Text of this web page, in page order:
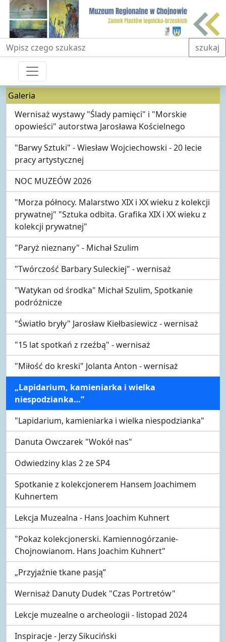
Fraza do wyszukiwania szukaj
Galeria
Wernisaż wystawy "Ślady pamięci" i "Morskie
opowieści" autorstwa Jarosława Kościelnego
"Barwy Sztuki" - Wiesław Wojciechowski - 20 lecie
pracy artystycznej
NOC MUZEÓW 2026
"Morza północy. Malarstwo XIX i XX wieku z kolekcji
prywatnej" "Sztuka odbita. Grafika XIX i XX wieku z
kolekcji prywatnej"
"Paryż nieznany" - Michał Szulim
"Twórczość Barbary Suleckiej" - wernisaż
"Watykan od środka" Michał Szulim, Spotkanie
podróżnicze
"Światło bryły" Jarosław Kiełbasiewicz - wernisaż
"15 lat spotkań z rzeźbą" - wernisaż
"Miłość do kreski" Jolanta Anton - wernisaż
„Lapidarium, kamieniarka i wielka
niespodzianka…”
"Lapidarium, kamieniarka i wielka niespodzianka"
Danuta Owczarek "Wokół nas"
Odwiedziny klas 2 ze SP4
Spotkanie z kolekcjonerem Hansem Joachimem
Kuhnertem
Lekcja Muzealna - Hans Joachim Kuhnert
"Pokaz kolekcjonerski. Kamiennogórzanie-
Chojnowianom. Hans Joachim Kuhnert"
„Przyjaźnie tkane pasją”
Wernisaż Danuty Dudek "Czas Portretów"
Lekcje muzealne o archeologii - listopad 2024
Inspiracje - Jerzy Sikuciński